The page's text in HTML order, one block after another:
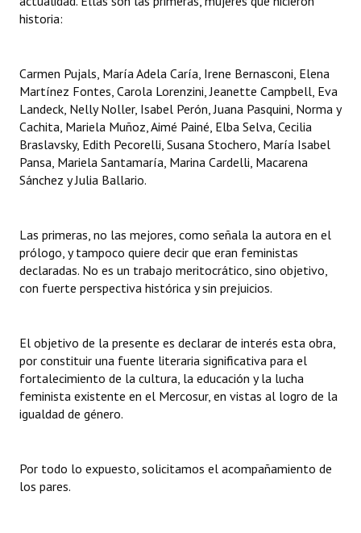
historia:
Carmen Pujals, María Adela Caría, Irene Bernasconi, Elena
Martínez Fontes, Carola Lorenzini, Jeanette Campbell, Eva
Landeck, Nelly Noller, Isabel Perón, Juana Pasquini, Norma y
Cachita, Mariela Muñoz, Aimé Painé, Elba Selva, Cecilia
Braslavsky, Edith Pecorelli, Susana Stochero, María Isabel
Pansa, Mariela Santamaría, Marina Cardelli, Macarena
Sánchez y Julia Ballario.
Las primeras, no las mejores, como señala la autora en el
prólogo, y tampoco quiere decir que eran feministas
declaradas. No es un trabajo meritocrático, sino objetivo,
con fuerte perspectiva histórica y sin prejuicios.
El objetivo de la presente es declarar de interés esta obra,
por constituir una fuente literaria significativa para el
fortalecimiento de la cultura, la educación y la lucha
feminista existente en el Mercosur, en vistas al logro de la
igualdad de género.
Por todo lo expuesto, solicitamos el acompañamiento de
los pares.